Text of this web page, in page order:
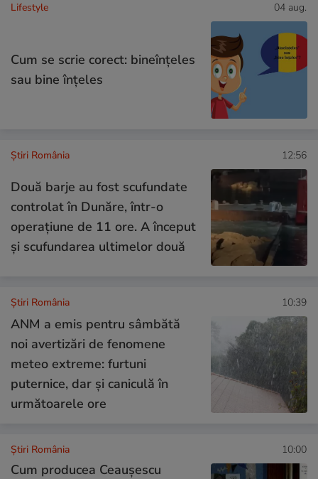
Lifestyle 04 aug.
Cum se scrie corect: bineînțeles
sau bine înțeles
Știri România 12:56
Două barje au fost scufundate
controlat în Dunăre, într-o
operațiune de 11 ore. A început
și scufundarea ultimelor două
Știri România 10:39
ANM a emis pentru sâmbătă
noi avertizări de fenomene
meteo extreme: furtuni
puternice, dar și caniculă în
următoarele ore
Știri România 10:00
Cum producea Ceaușescu